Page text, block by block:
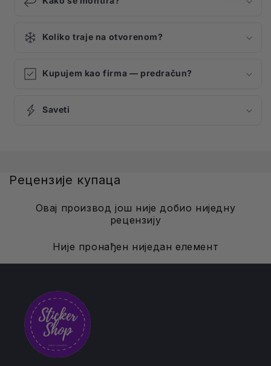
Koliko traje na otvorenom?
Kupujem kao firma — predračun?
Saveti
Рецензије купаца
Овај производ још није добио ниједну
рецензију
Није пронађен ниједан елемент